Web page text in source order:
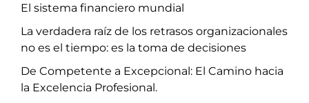
El sistema financiero mundial
La verdadera raíz de los retrasos organizacionales
no es el tiempo: es la toma de decisiones
De Competente a Excepcional: El Camino hacia
la Excelencia Profesional.